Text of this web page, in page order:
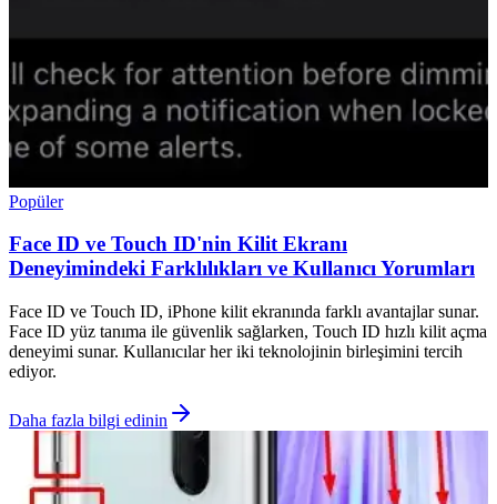
Popüler
Face ID ve Touch ID'nin Kilit Ekranı
Deneyimindeki Farklılıkları ve Kullanıcı Yorumları
Face ID ve Touch ID, iPhone kilit ekranında farklı avantajlar sunar.
Face ID yüz tanıma ile güvenlik sağlarken, Touch ID hızlı kilit açma
deneyimi sunar. Kullanıcılar her iki teknolojinin birleşimini tercih
ediyor.
Daha fazla bilgi edinin